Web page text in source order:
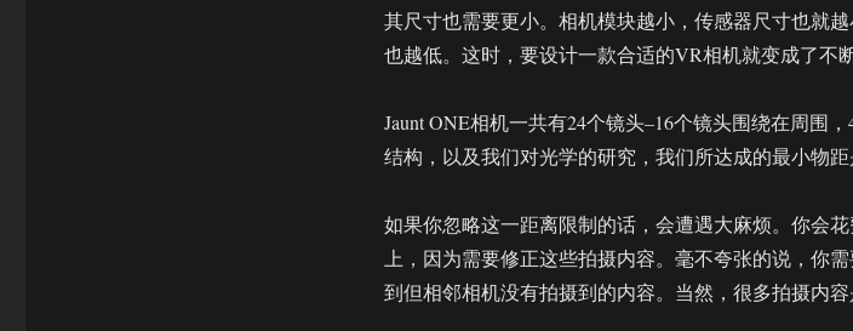
其尺寸也需要更小。相机模块越小，传感器尺寸也就
也越低。这时，要设计一款合适的VR相机就变成了不
Jaunt ONE相机一共有24个镜头–16个镜头围绕在周围
结构，以及我们对光学的研究，我们所达成的最小物距
如果你忽略这一距离限制的话，会遭遇大麻烦。你会
上，因为需要修正这些拍摄内容。毫不夸张的说，你
到但相邻相机没有拍摄到的内容。当然，很多拍摄内容